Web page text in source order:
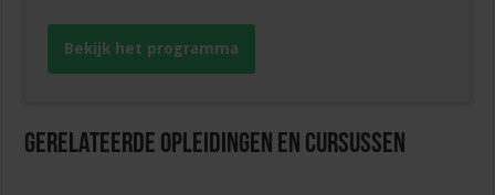
Bekijk het programma
Gerelateerde Opleidingen en Cursussen